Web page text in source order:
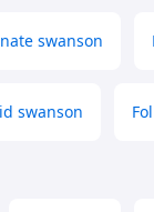
swanson
swanson